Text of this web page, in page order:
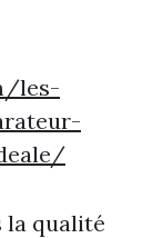
les-
la qualité